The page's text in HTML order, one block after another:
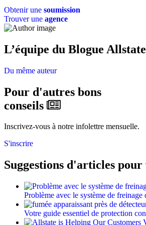
Obtenir une soumission
Trouver une agence
L’équipe du Blogue
Du même auteur
Pour d'autres bons
conseils
Inscrivez-vous à notre infolettre mensuelle.
S'inscrire
Suggestions d'articles pour
Problème avec le système de
Votre guide essentiel de protection